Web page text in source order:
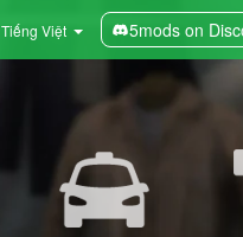
Tiếng Việt 5mods on